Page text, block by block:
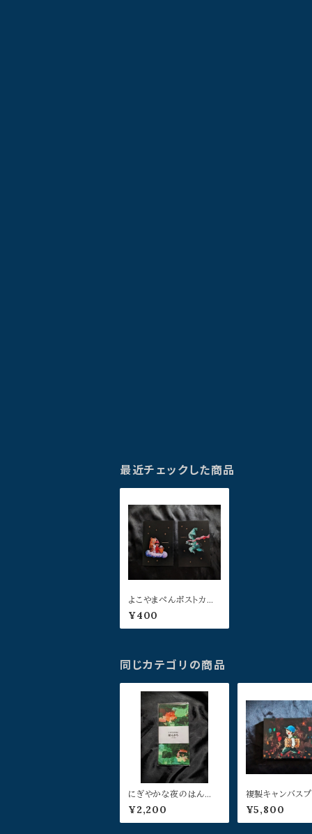
最近チェックした商品
よこやまぺんポストカー
ドセット
¥400
同じカテゴリの商品
にぎやかな夜のはんか
ち(エメラルド)／よこや
まぺん
¥2,200
複製キャンバスプ
ビスケット少年／
まぺん
¥5,800